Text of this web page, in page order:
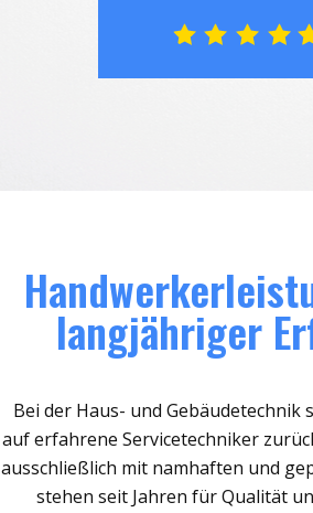
langjähriger
Bei der Haus- und Gebäudetechnik
auf erfahrene Servicetechniker
ausschließlich mit namhaften und
stehen seit Jahren für Qualität